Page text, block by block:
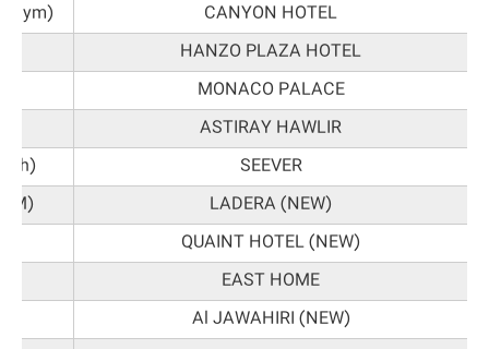
CANYON HOTEL
Gym)
HANZO PLAZA HOTEL
MONACO PALACE
ASTIRAY HAWLIR
SEEVER
LADERA (NEW)
QUAINT HOTEL (NEW)
EAST HOME
Al JAWAHIRI (NEW)